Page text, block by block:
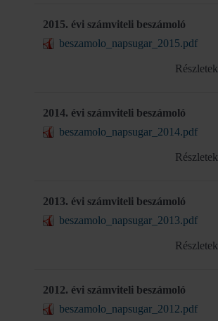
2015. évi számviteli beszámoló
beszamolo_napsugar_2015.pdf
Részletek
2014. évi számviteli beszámoló
beszamolo_napsugar_2014.pdf
Részletek
2013. évi számviteli beszámoló
beszamolo_napsugar_2013.pdf
Részletek
2012. évi számviteli beszámoló
beszamolo_napsugar_2012.pdf